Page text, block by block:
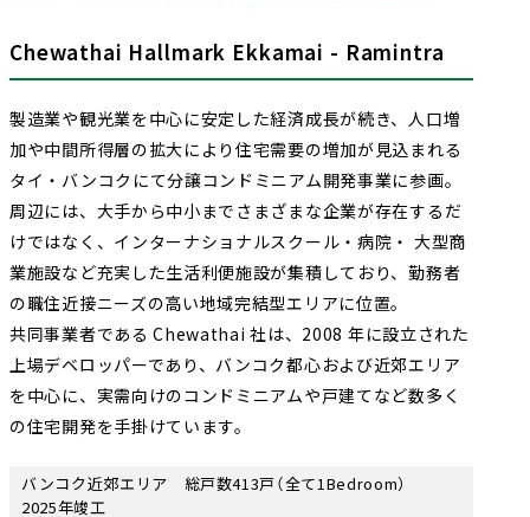
Chewathai Hallmark Ekkamai - Ramintra
製造業や観光業を中心に安定した経済成長が続き、人口増
加や中間所得層の拡大により住宅需要の増加が見込まれる
タイ・バンコクにて分譲コンドミニアム開発事業に参画。
周辺には、大手から中小までさまざまな企業が存在するだ
けではなく、インターナショナルスクール・病院・ 大型商
業施設など充実した生活利便施設が集積しており、勤務者
の職住近接ニーズの高い地域完結型エリアに位置。
共同事業者である Chewathai 社は、2008 年に設立された
上場デベロッパーであり、バンコク都心および近郊エリア
を中心に、実需向けのコンドミニアムや戸建てなど数多く
の住宅開発を手掛けています。
バンコク近郊エリア 総戸数413戸（全て1Bedroom）
2025年竣工